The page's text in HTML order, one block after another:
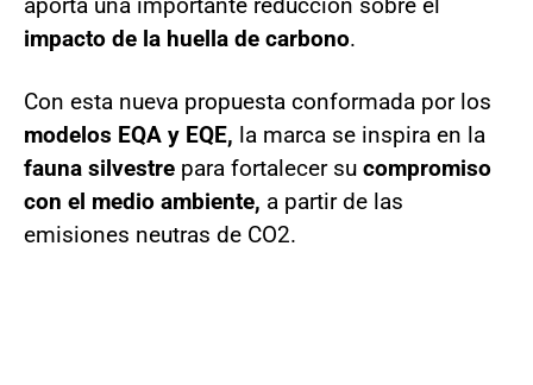
impacto de la huella de carbono.
Con esta nueva propuesta conformada por los
modelos EQA y EQE, la marca se inspira en la
fauna silvestre para fortalecer su compromiso
con el medio ambiente, a partir de las
emisiones neutras de CO2.